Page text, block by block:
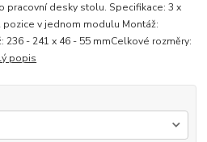
pracovní desky stolu. Specifikace: 3 x
pozice v jednom modulu Montáž:
236 - 241 x 46 - 55 mmCelkové rozměry:
popis